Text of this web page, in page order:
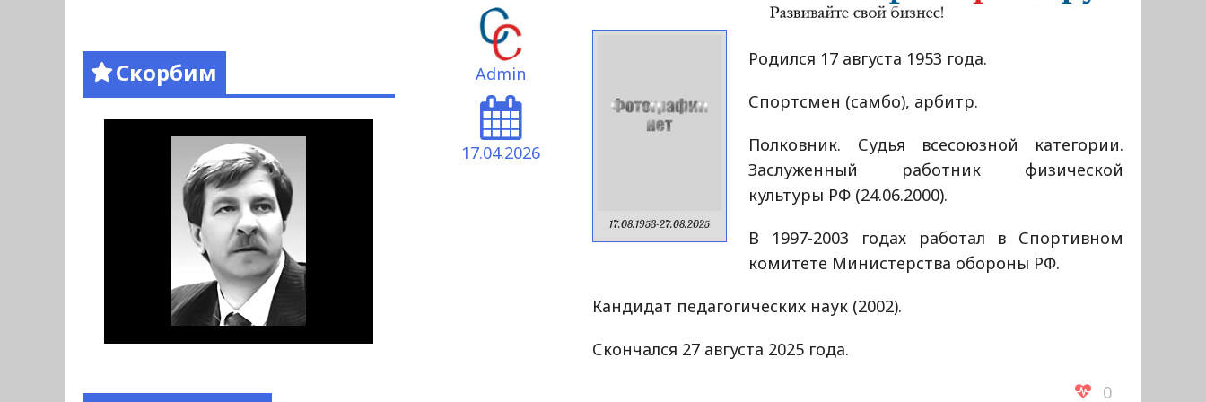
Admin
17.04.2026
17.08.1953-27.08.2025
Родился 17 августа 1953 года.
Спортсмен (самбо), арбитр.
Полковник. Судья всесоюзной категории.
Заслуженный работник физической
культуры РФ (24.06.2000).
В 1997-2003 годах работал в Спортивном
комитете Министерства обороны РФ.
Кандидат педагогических наук (2002).
Скончался 27 августа 2025 года.
0
Скорбим